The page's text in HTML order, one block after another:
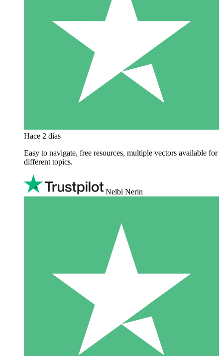
Hace 2 días
Easy to navigate, free resources, multiple vectors available for
different topics.
Nelbi Nerin